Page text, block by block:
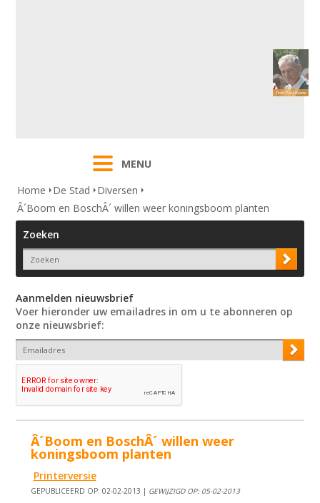
MENU
Home
De Stad
Diversen
Â´Boom en BoschÂ´ willen weer koningsboom planten
Zoeken
Aanmelden nieuwsbrief
Voer hieronder uw emailadres in om u te abonneren op
onze nieuwsbrief:
Â´Boom en BoschÂ´ willen weer
koningsboom planten
Printerversie
GEPUBLICEERD OP: 02-02-2013 | GEWIJZIGD OP: 05-02-2013